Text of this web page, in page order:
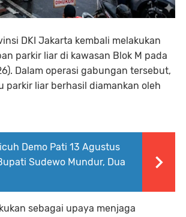
DKI Jakarta kembali melakukan
parkir liar di kawasan Blok M pada
Dalam operasi gabungan tersebut,
parkir liar berhasil diamankan oleh
Demo Pati 13 Agustus
Sudewo Mundur, Dua
sebagai upaya menjaga